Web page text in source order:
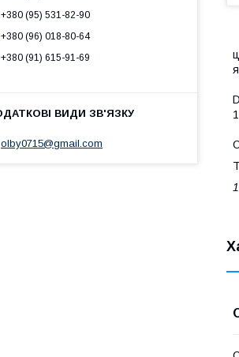
+380 (95) 531-82-90
+380 (96) 018-80-64
+380 (91) 615-91-69
olby0715@gmail.com